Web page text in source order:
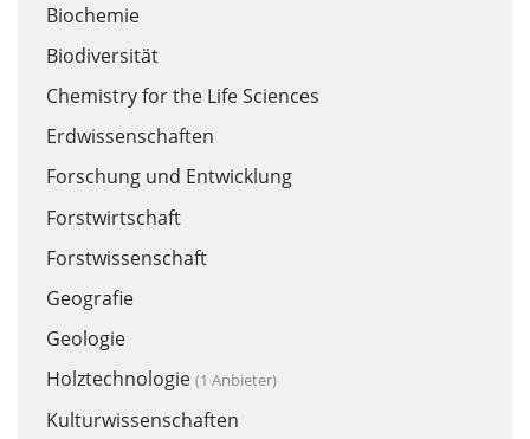
Biochemie
Biodiversität
Chemistry for the Life Sciences
Erdwissenschaften
Forschung und Entwicklung
Forstwirtschaft
Forstwissenschaft
Geografie
Geologie
Holztechnologie (1 Anbieter)
Kulturwissenschaften